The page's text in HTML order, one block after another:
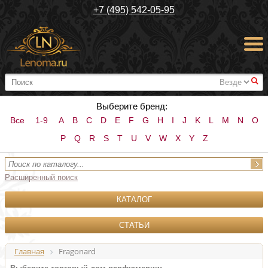
+7 (495) 542-05-95
#
Выберите бренд:
Все 1-9 A B C D E F G H I J K L M N
O
P
Q R S T U V W X Y Z
Расширенный поиск
КАТАЛОГ
СТАТЬИ
Главная Fragonard